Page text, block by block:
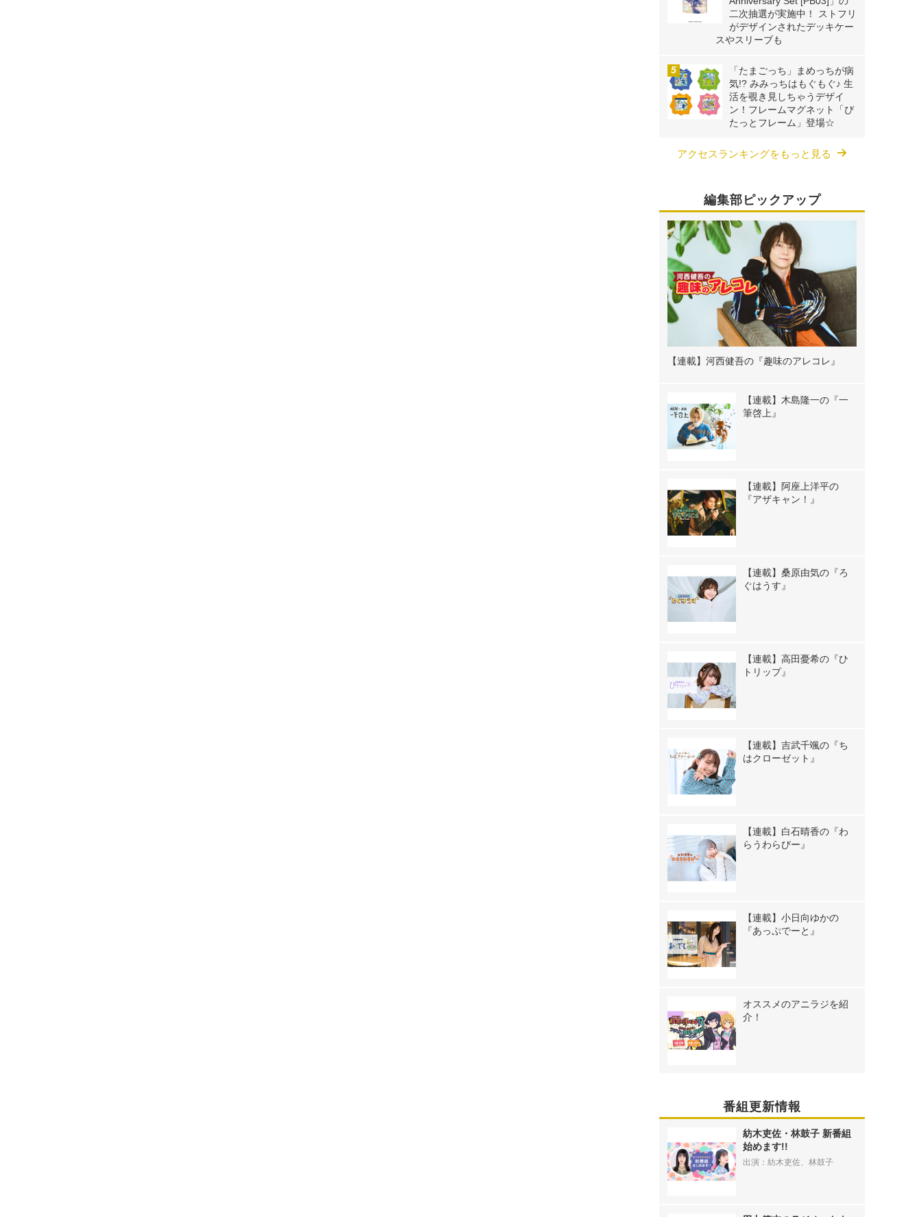
二次抽選が実施中！ ストフリ
がデザインされたデッキケー
スやスリーブも
「たまごっち」まめっちが病
気!? みみっちはもぐもぐ♪ 生
活を覗き見しちゃうデザイ
ン！フレームマグネット「ぴ
たっとフレーム」登場☆
アクセスランキングをもっと見る
編集部ピックアップ
【連載】河西健吾の『趣味のアレコレ』
【連載】木島隆一の『一
筆啓上』
【連載】阿座上洋平の
『アザキャン！』
【連載】桑原由気の『ろ
ぐはうす』
【連載】高田憂希の『ひ
トリップ』
【連載】吉武千颯の『ち
はクローゼット』
【連載】白石晴香の『わ
らうわらびー』
【連載】小日向ゆかの
『あっぷでーと』
オススメのアニラジを紹
介！
番組更新情報
紡木吏佐・林鼓子 新番組
始めます!!
出演：紡木吏佐、林鼓子